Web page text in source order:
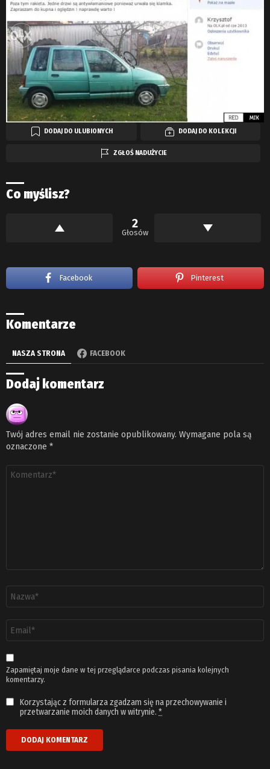
DODAJ DO ULUBIONYCH DODAJ DO KOLEKCJI
ZGŁOŚ NADUŻYCIE
Co myślisz?
2
Głosów
Facebook Pinterest
Komentarze
NASZA STRONA FACEBOOK
Dodaj komentarz
Twój adres email nie zostanie opublikowany. Wymagane pola są
oznaczone *
Komentarz
email
*
Zapamiętaj moje dane w tej przeglądarce podczas pisania kolejnych
komentarzy.
Korzystając z formularza zgadzam się na przechowywanie i
przetwarzanie moich danych w witrynie. *